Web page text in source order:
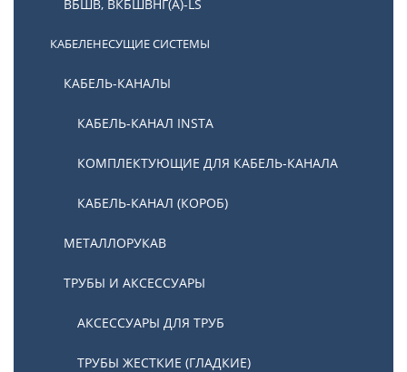
ВБШВ, ВКБШВНГ(А)-LS
КАБЕЛЕНЕСУЩИЕ СИСТЕМЫ
КАБЕЛЬ-КАНАЛЫ
КАБЕЛЬ-КАНАЛ INSTA
КОМПЛЕКТУЮЩИЕ ДЛЯ КАБЕЛЬ-КАНАЛА
КАБЕЛЬ-КАНАЛ (КОРОБ)
МЕТАЛЛОРУКАВ
ТРУБЫ И АКСЕССУАРЫ
АКСЕССУАРЫ ДЛЯ ТРУБ
ТРУБЫ ЖЕСТКИЕ (ГЛАДКИЕ)